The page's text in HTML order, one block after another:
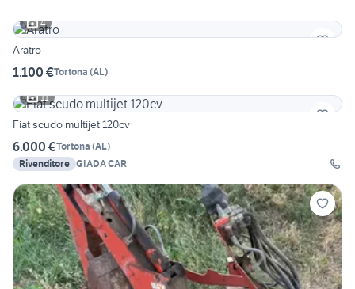
4
Aratro
1.100 €Tortona (AL)
11
Fiat scudo multijet 120cv
6.000 €Tortona (AL)
Rivenditore GIADA CAR